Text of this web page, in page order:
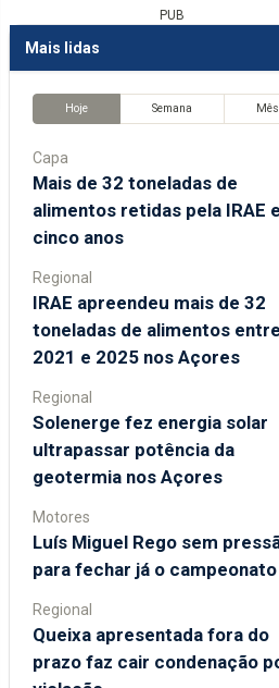
PUB
Mais lidas
Hoje Semana Mês
Capa
Mais de 32 toneladas de
alimentos retidas pela IRAE
cinco anos
Regional
IRAE apreendeu mais de 32
toneladas de alimentos
2021 e 2025 nos Açores
Regional
Solenerge fez energia solar
ultrapassar potência da
geotermia nos Açores
Motores
Luís Miguel Rego sem
para fechar já o campeonato
Regional
Queixa apresentada fora do
prazo faz cair condenação